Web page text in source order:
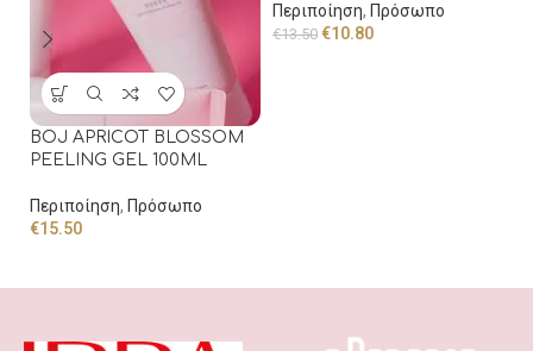
BOJ APRICOT BLOSSOM
PEELING GEL 100ML
Περιποίηση, Πρόσωπο
€15.50
Περιποίηση, Πρόσωπο
€13.50 €10.80